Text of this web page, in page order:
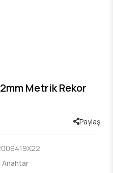
Metrik Rekor
Paylaş
Anahtar